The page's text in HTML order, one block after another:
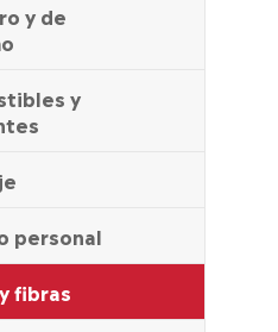
y de
y
personal
fibras